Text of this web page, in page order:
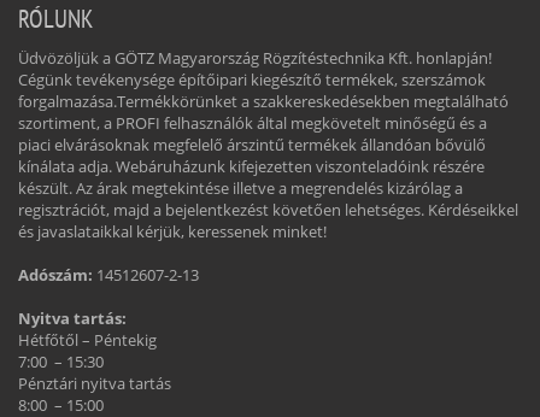
RÓLUNK
Üdvözöljük a GÖTZ Magyarország Rögzítéstechnika Kft. honlapján!
Cégünk tevékenysége építőipari kiegészítő termékek, szerszámok
forgalmazása.Termékkörünket a szakkereskedésekben megtalálható
szortiment, a PROFI felhasználók által megkövetelt minőségű és a
piaci elvárásoknak megfelelő árszintű termékek állandóan bővülő
kínálata adja. Webáruházunk kifejezetten viszonteladóink részére
készült. Az árak megtekintése illetve a megrendelés kizárólag a
regisztrációt, majd a bejelentkezést követően lehetséges. Kérdéseikkel
és javaslataikkal kérjük, keressenek minket!
Adószám: 14512607-2-13
Nyitva tartás:
Hétfőtől – Péntekig
7:00 – 15:30
Pénztári nyitva tartás
8:00 – 15:00